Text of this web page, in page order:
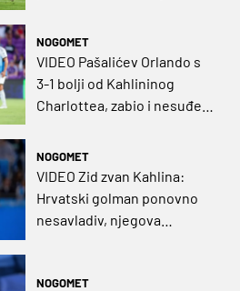
rješenja!
NOGOMET
VIDEO Pašalićev Orlando s
3-1 bolji od Kahlininog
Charlottea, zabio i nesuđeni
NOGOMET
VIDEO Zid zvan Kahlina:
Hrvatski golman ponovno
nesavladiv, njegova
NOGOMET